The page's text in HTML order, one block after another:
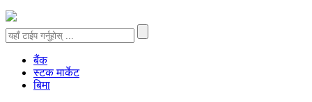
बैंक
स्टक मार्केट
बिमा